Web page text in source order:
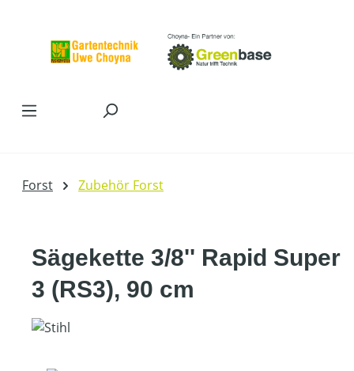
Forst Zubehör Forst
Sägekette 3/8'' Rapid Super
3 (RS3), 90 cm